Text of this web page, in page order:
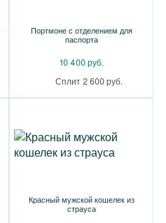
Портмоне с отделением для
паспорта
10 400 руб.
Сплит 2 600 руб.
Красный мужской кошелек из
страуса